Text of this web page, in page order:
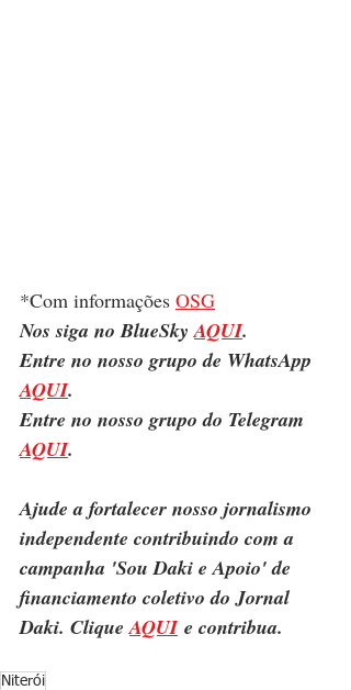
*Com informações OSG
Nos siga no BlueSky AQUI.
Entre no nosso grupo de WhatsApp
AQUI.
Entre no nosso grupo do Telegram
AQUI.
Ajude a fortalecer nosso jornalismo
independente contribuindo com a
campanha 'Sou Daki e Apoio' de
financiamento coletivo do Jornal
Daki. Clique AQUI e contribua.
Niterói